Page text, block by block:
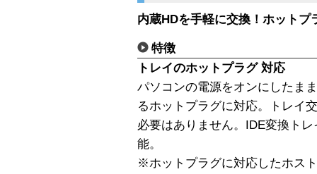
内蔵HDを手軽に交換！ホット
特徴
トレイのホットプラグ 対応
パソコンの電源をオンにしたま
るホットプラグに対応。トレイ
必要はありません。IDE変換ト
能。
※ホットプラグに対応したホス